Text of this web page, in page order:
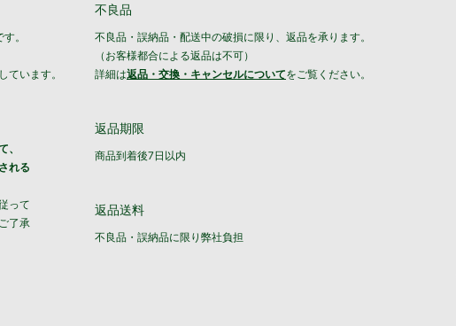
。
ています。
、
れる
って
了承
不良品
不良品・誤納品・配送中の破損に限り、返品を承ります。
（お客様都合による返品は不可）
詳細は返品・交換・キャンセルについてをご覧ください。
返品期限
商品到着後7日以内
返品送料
不良品・誤納品に限り弊社負担